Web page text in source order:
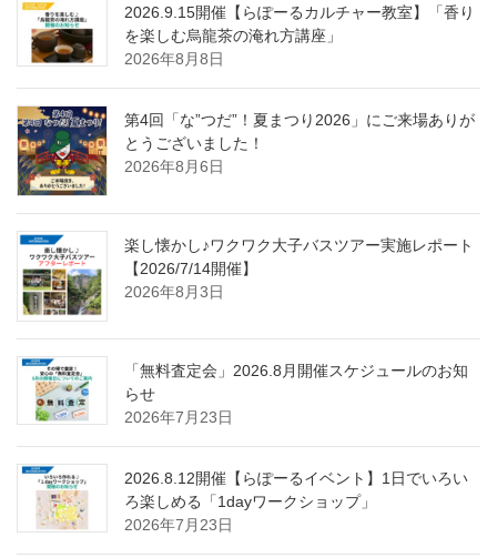
2026.9.15開催【らぽーるカルチャー教室】「香り
を楽しむ烏龍茶の淹れ方講座」
2026年8月8日
第4回「な”つだ”！夏まつり2026」にご来場ありが
とうございました！
2026年8月6日
楽し懐かし♪ワクワク大子バスツアー実施レポート
【2026/7/14開催】
2026年8月3日
「無料査定会」2026.8月開催スケジュールのお知
らせ
2026年7月23日
2026.8.12開催【らぽーるイベント】1日でいろい
ろ楽しめる「1dayワークショップ」
2026年7月23日